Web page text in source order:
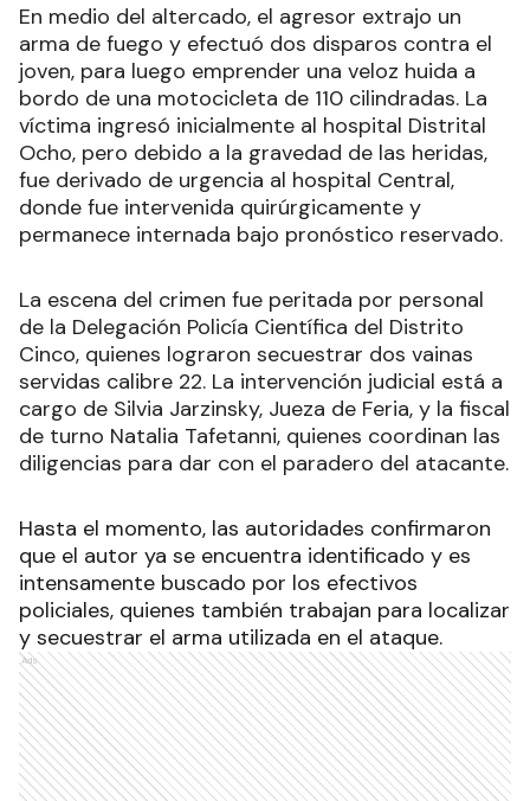
En medio del altercado, el agresor extrajo un
arma de fuego y efectuó dos disparos contra el
joven, para luego emprender una veloz huida a
bordo de una motocicleta de 110 cilindradas. La
víctima ingresó inicialmente al hospital Distrital
Ocho, pero debido a la gravedad de las heridas,
fue derivado de urgencia al hospital Central,
donde fue intervenida quirúrgicamente y
permanece internada bajo pronóstico reservado.
La escena del crimen fue peritada por personal
de la Delegación Policía Científica del Distrito
Cinco, quienes lograron secuestrar dos vainas
servidas calibre 22. La intervención judicial está a
cargo de Silvia Jarzinsky, Jueza de Feria, y la fiscal
de turno Natalia Tafetanni, quienes coordinan las
diligencias para dar con el paradero del atacante.
Hasta el momento, las autoridades confirmaron
que el autor ya se encuentra identificado y es
intensamente buscado por los efectivos
policiales, quienes también trabajan para localizar
y secuestrar el arma utilizada en el ataque.
Ads